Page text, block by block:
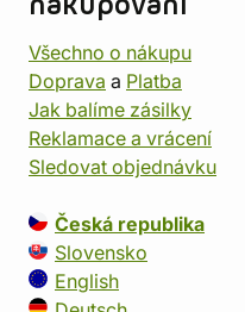
Všechno o nákupu
Doprava a Platba
Jak balíme zásilky
Reklamace a vrácení
Sledovat objednávku
Česká republika
Slovensko
English